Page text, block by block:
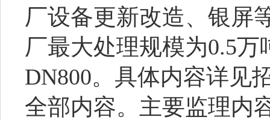
厂设备更新改造、银屏
厂最大处理规模为0.5万
DN800。具体内容详见
全部内容。主要监理内